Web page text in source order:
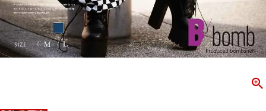
CONTENTS
PICKUP